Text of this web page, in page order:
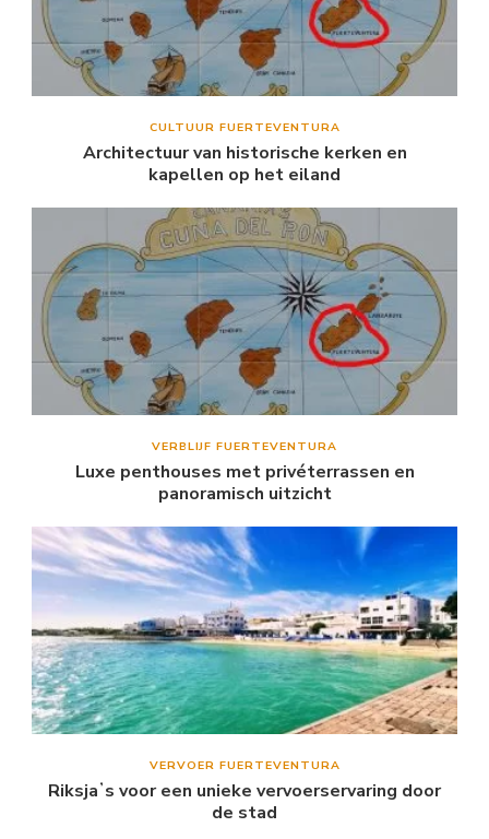
CULTUUR FUERTEVENTURA
Architectuur van historische kerken en
kapellen op het eiland
VERBLIJF FUERTEVENTURA
Luxe penthouses met privéterrassen en
panoramisch uitzicht
VERVOER FUERTEVENTURA
Riksjaʼs voor een unieke vervoerservaring door
de stad